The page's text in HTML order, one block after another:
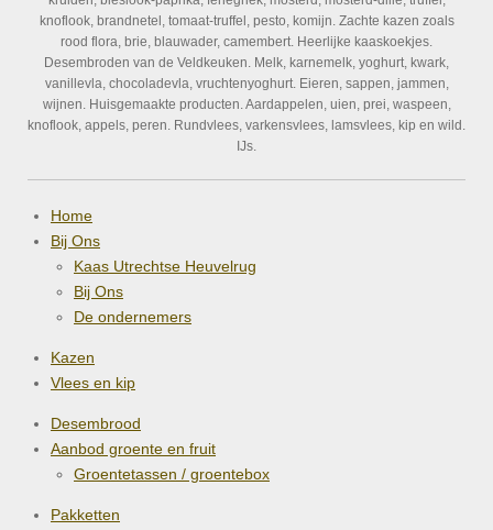
knoflook, brandnetel, tomaat-truffel, pesto, komijn. Zachte kazen zoals
rood flora, brie, blauwader, camembert. Heerlijke kaaskoekjes.
Desembroden van de Veldkeuken. Melk, karnemelk, yoghurt, kwark,
vanillevla, chocoladevla, vruchtenyoghurt. Eieren, sappen, jammen,
wijnen. Huisgemaakte producten. Aardappelen, uien, prei, waspeen,
knoflook, appels, peren. Rundvlees, varkensvlees, lamsvlees, kip en wild.
IJs.
Home
Bij Ons
Kaas Utrechtse Heuvelrug
Bij Ons
De ondernemers
Kazen
Vlees en kip
Desembrood
Aanbod groente en fruit
Groentetassen / groentebox
Pakketten